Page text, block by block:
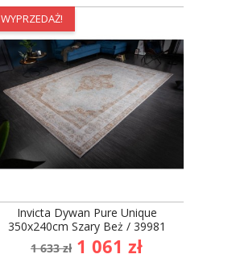
WYPRZEDAŻ!
Invicta Dywan Pure Unique
350x240cm Szary Beż / 39981
Cena
podstawowa
1 633 zł Cena
1 061 zł